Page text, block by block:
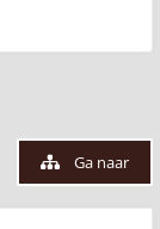
Ga naar